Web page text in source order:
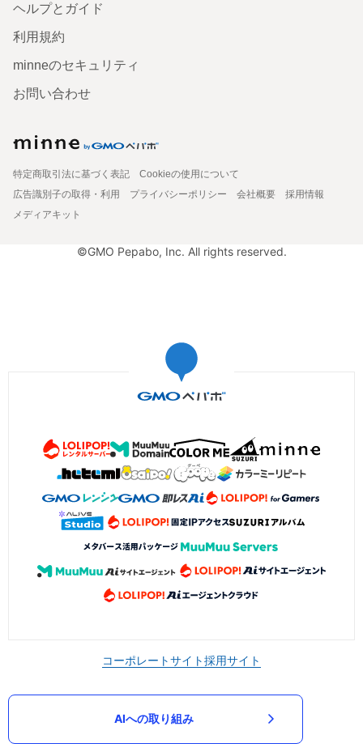
ヘルプとガイド
利用規約
minneのセキュリティ
お問い合わせ
特定商取引法に基づく表記
Cookieの使用について
広告識別子の取得・利用
プライバシーポリシー 会社概要
採用情報
メディアキット
©GMO Pepabo, Inc. All rights reserved.
コーポレートサイト採用サイト
AIへの取り組み